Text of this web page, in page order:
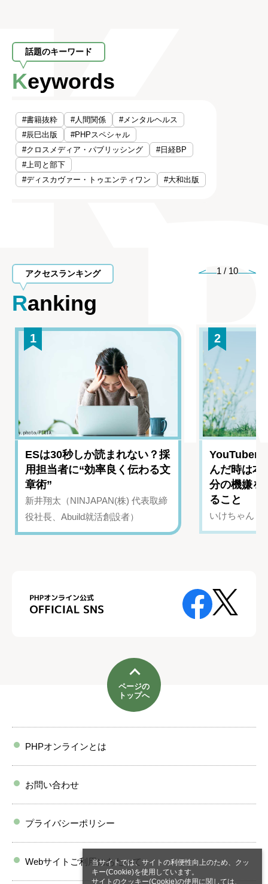
当サイトでは、サイトの利便性向上のため、クッ
キー(Cookie)を使用しています。
サイトのクッキー(Cookie)の使用に関しては、
話題のキーワード
Keywords
#書籍抜粋 #人間関係
#メンタルヘルス
#辰巳出版
#PHPスペシャル
#クロスメディア・パブリッシング
#日経BP
#上司と部下
#ディスカヴァー・トゥエンティワン
#大和出版
アクセスランキング
Ranking
1 / 10
1
ESは30秒しか読まれない？採
用担当者に“効率良く伝わる文
章術”
新井翔太（NINJAPAN(株) 代表取締
役社長、Abuild就活創設者）
2
YouTuber
んだ時は
分の機嫌を
ること
いけちゃん（
ページの
トップへ
PHPオンラインとは
お問い合わせ
プライバシーポリシー
Webサイトご利用にあたって